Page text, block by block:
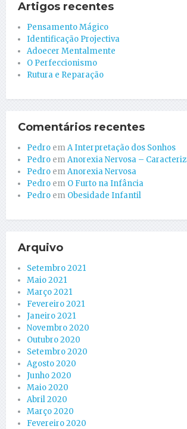
Artigos recentes
Pensamento Mágico
Identificação Projectiva
Adoecer Mentalmente
O Perfeccionismo
Rutura e Reparação
Comentários recentes
Pedro emA Interpretação dos Sonhos
Pedro emAnorexia Nervosa –
Pedro emAnorexia Nervosa
Pedro em O Furto na Infância
Pedro em Obesidade Infantil
Arquivo
Setembro 2021
Maio 2021
Março 2021
Fevereiro 2021
Janeiro 2021
Novembro 2020
Outubro 2020
Setembro 2020
Agosto 2020
Junho 2020
Maio 2020
Abril 2020
Março 2020
Fevereiro 2020